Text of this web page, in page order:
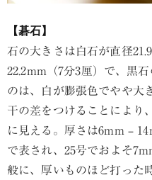
【碁石】
石の大きさは白石が直径
22.2mm（7分3厘）で、黒
のは、白が膨張色でやや大
干の差をつけることにより
に見える。厚さは6mm –
で表され、25号でおよそ
般に、厚いものほど打った